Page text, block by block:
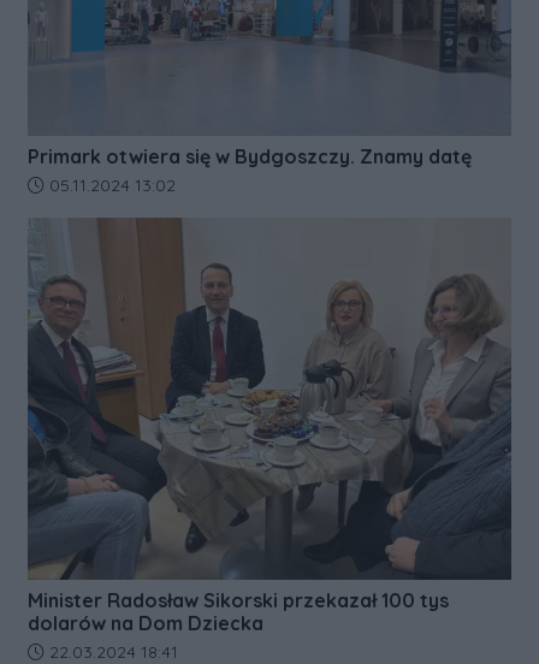
Primark otwiera się w Bydgoszczy. Znamy datę
Data dodania artykułu:
05.11.2024 13:02
Minister Radosław Sikorski przekazał 100 tys
dolarów na Dom Dziecka
Data dodania artykułu:
22.03.2024 18:41